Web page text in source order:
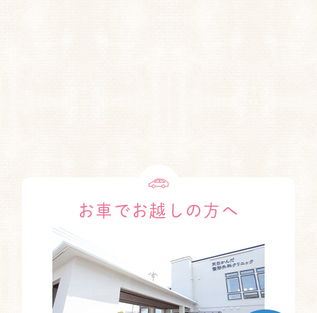
お車でお越しの方へ